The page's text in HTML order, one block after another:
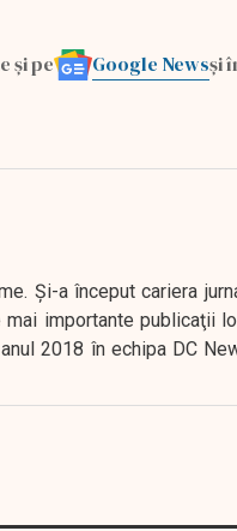
și pe Google Newsși
Şi-a început cariera
importante publicaţii
2018 în echipa DC